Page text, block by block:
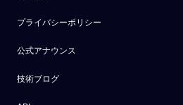
プライバシーポリシー
公式アナウンス
技術ブログ